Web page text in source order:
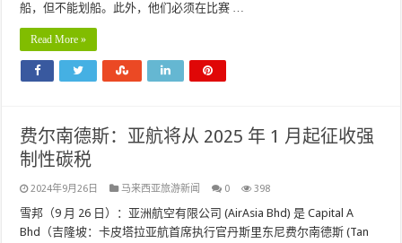
船，但不能划船。此外，他们必须在比赛 …
Read More »
费尔南德斯：亚航将从 2025 年 1 月起征收强
制性碳税
2024年9月26日 马来西亚旅游新闻 0 398
雪邦（9 月 26 日）：亚洲航空有限公司 (AirAsia Bhd) 是 Capital A
Bhd（吉隆坡：卡皮塔拉亚航首席执行官丹斯里东尼费尔南德斯 (Tan